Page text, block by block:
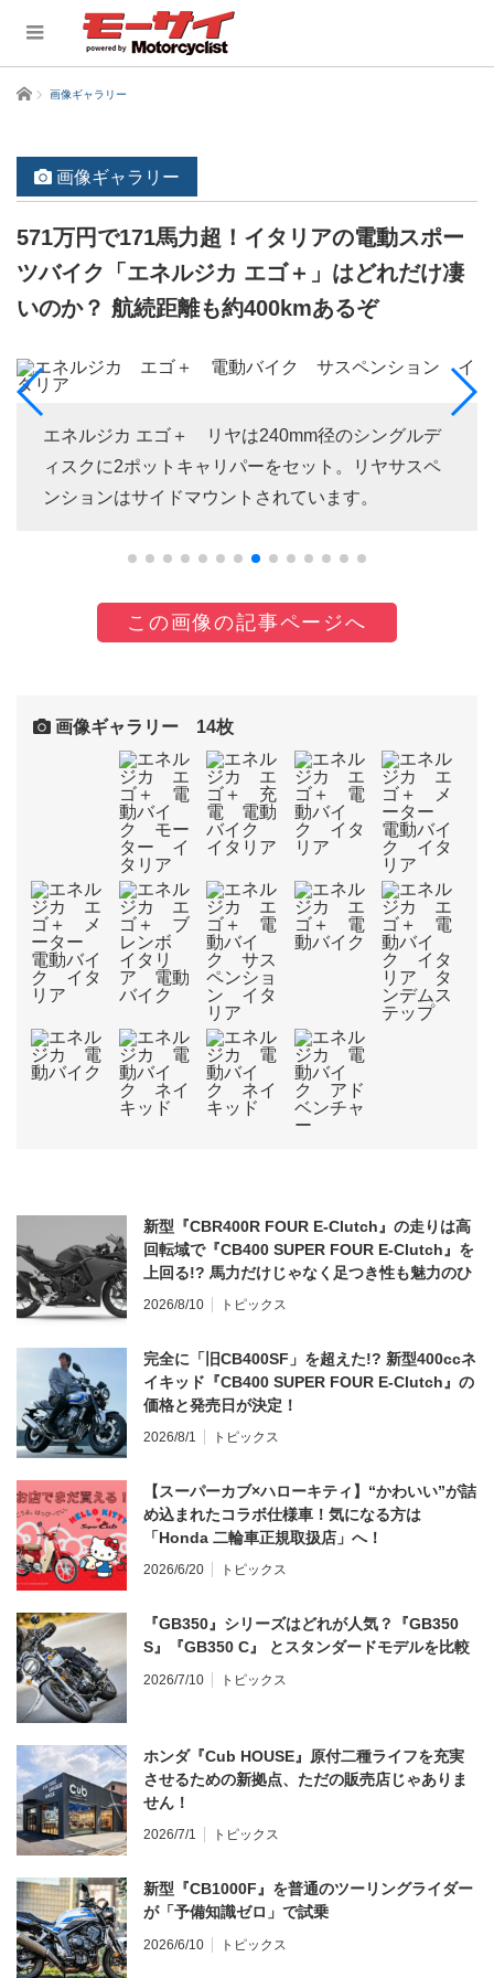
ホーム 画像ギャラリー
画像ギャラリー
571万円で171馬力超！イタリアの電動スポー
ツバイク「エネルジカ エゴ＋」はどれだけ凄
いのか？ 航続距離も約400kmあるぞ
エネルジカ エゴ＋ リヤは240mm径のシングルデ
ィスクに2ポットキャリパーをセット。リヤサスペ
ンションはサイドマウントされています。
この画像の記事ページへ
画像ギャラリー 14枚
新型『CBR400R FOUR E-Clutch』の走りは高
回転域で『CB400 SUPER FOUR E-Clutch』を
上回る!? 馬力だけじゃなく足つき性も魅力のひ
とつ！
2026/8/10 トピックス
完全に「旧CB400SF」を超えた!? 新型400ccネ
イキッド『CB400 SUPER FOUR E-Clutch』の
価格と発売日が決定！
2026/8/1 トピックス
【スーパーカブ×ハローキティ】“かわいい”が詰
め込まれたコラボ仕様車！気になる方は
「Honda 二輪車正規取扱店」へ！
2026/6/20 トピックス
『GB350』シリーズはどれが人気？『GB350
S』『GB350 C』 とスタンダードモデルを比較
2026/7/10 トピックス
ホンダ『Cub HOUSE』原付二種ライフを充実
させるための新拠点、ただの販売店じゃありま
せん！
2026/7/1 トピックス
新型『CB1000F』を普通のツーリングライダー
が「予備知識ゼロ」で試乗
2026/6/10 トピックス